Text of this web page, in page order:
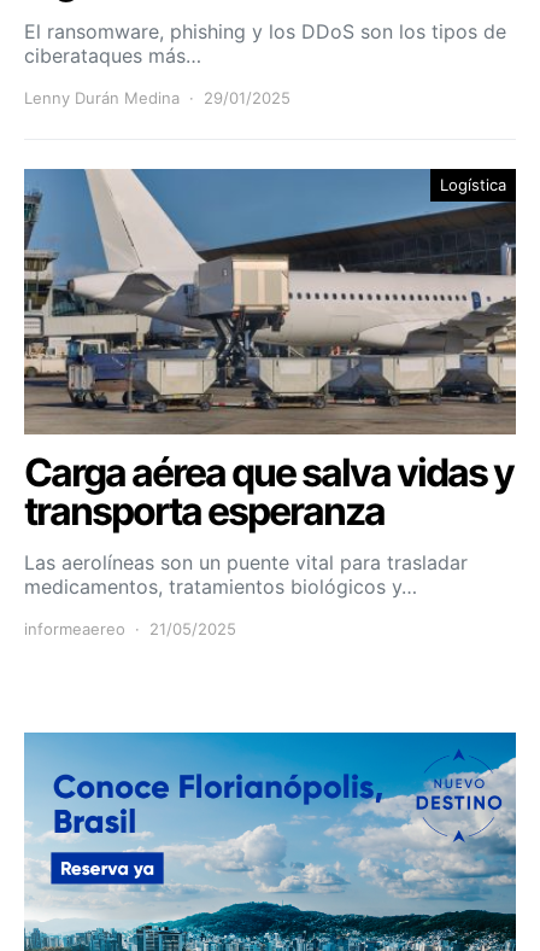
El ransomware, phishing y los DDoS son los tipos de
ciberataques más…
Lenny Durán Medina 29/01/2025
Logística
Carga aérea que salva vidas y
transporta esperanza
Las aerolíneas son un puente vital para trasladar
medicamentos, tratamientos biológicos y…
informeaereo 21/05/2025